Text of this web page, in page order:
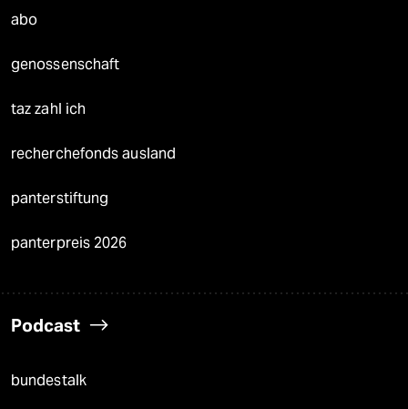
abo
genossenschaft
taz zahl ich
recherchefonds ausland
panterstiftung
panterpreis 2026
Podcast
bundestalk